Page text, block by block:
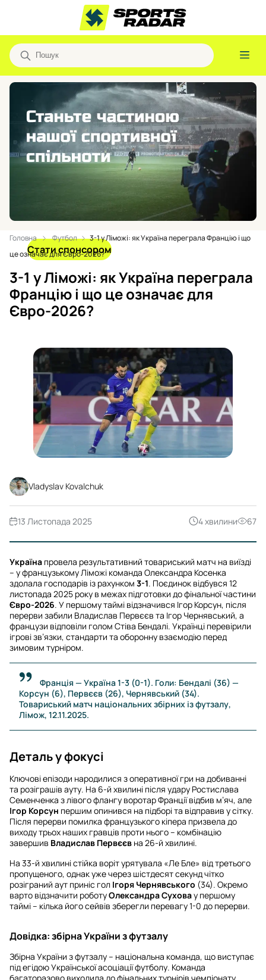
Стати спонсором
Головна Футбол
3-1 у Ліможі: як Україна переграла Францію і що
це означає для Євро-2026?
3-1 у Ліможі: як Україна переграла
Францію і що це означає для
Євро-2026?
Vladyslav Kovalchuk
4 хвилини 67
13 Листопада 2025
Україна провела результативний товариський матч на виїзді
– у французькому Ліможі команда Олександра Косенка
здолала господарів із рахунком 3-1. Поєдинок відбувся 12
листопада 2025 року в межах підготовки до фінальної частини
Євро-2026. У першому таймі відзначився Ігор Корсун, після
перерви забили Владислав Первєєв та Ігор Чернявський, а
французи відповіли голом Стіва Бендалі. Українці перевірили
ігрові зв’язки, стандарти та оборонну взаємодію перед
зимовим турніром.
Франція — Україна 1-3 (0-1). Голи: Бендалі (36) —
Корсун (6), Первєєв (26), Чернявський (34).
Товариський матч національних збірних із футзалу,
Лімож, 12.11.2025.
Деталь у фокусі
Ключові епізоди народилися з оперативної гри на добиванні
та розіграшів ауту. На 6-й хвилині після удару Ростислава
Семенченка з лівого флангу воротар Франції відбив м’яч, але
Ігор Корсун першим опинився на підборі та відправив у сітку.
Після перерви помилка французького кіпера призвела до
виходу трьох наших гравців проти нього – комбінацію
завершив Владислав Первєєв на 26-й хвилині.
На 33-й хвилині стійка воріт урятувала «Ле Бле» від третього
пропущеного, однак уже через шістдесят секунд чітко
розіграний аут приніс гол Ігоря Чернявського (34). Окремо
варто відзначити роботуОлександра Суховау першому
таймі – кілька його сейвів зберегли перевагу 1-0 до перерви.
Довідка: збірна України з футзалу
Збірна України з футзалу – національна команда, що виступає
під егідою Української асоціації футболу. Команда
багаторазово виходила до фінальних турнірів чемпіонату